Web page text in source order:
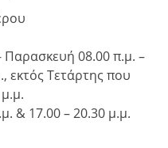
Παρασκευή 08.00 π.μ. –
εκτός Τετάρτης που
& 17.00 – 20.30 μ.μ.